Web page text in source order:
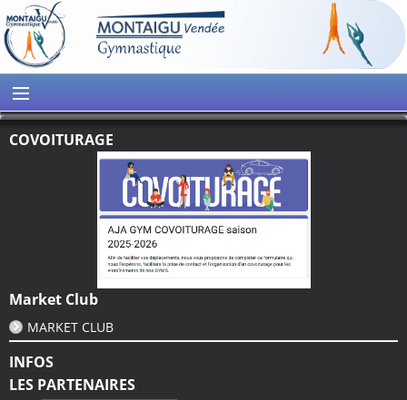
COVOITURAGE
Market Club
MARKET CLUB
INFOS
LES PARTENAIRES